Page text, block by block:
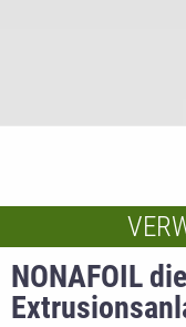
NONAFOIL